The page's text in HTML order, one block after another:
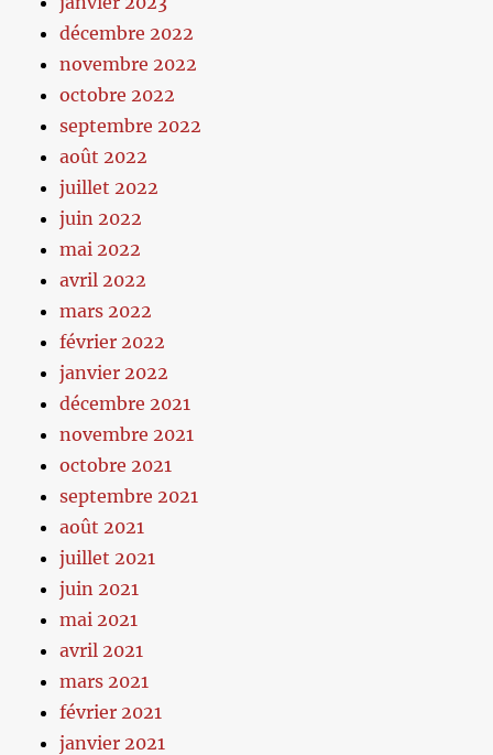
décembre 2022
novembre 2022
octobre 2022
septembre 2022
août 2022
juillet 2022
juin 2022
mai 2022
avril 2022
mars 2022
février 2022
janvier 2022
décembre 2021
novembre 2021
octobre 2021
septembre 2021
août 2021
juillet 2021
juin 2021
mai 2021
avril 2021
mars 2021
février 2021
janvier 2021